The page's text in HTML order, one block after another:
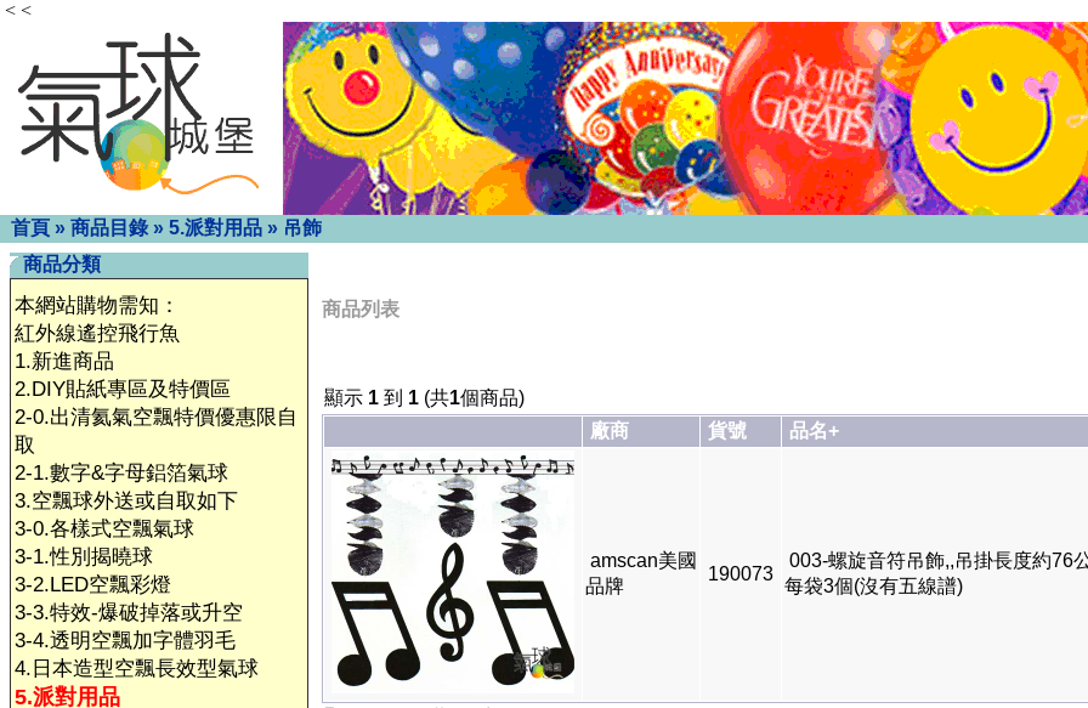
< <
首頁 » 商品目錄 » 5.派對用品 » 吊飾
商品分類
本網站購物需知：
紅外線遙控飛行魚
1.新進商品
2.DIY貼紙專區及特價區
2-0.出清氦氣空飄特價優惠限自
取
2-1.數字&字母鋁箔氣球
3.空飄球外送或自取如下
3-0.各樣式空飄氣球
3-1.性別揭曉球
3-2.LED空飄彩燈
3-3.特效-爆破掉落或升空
3-4.透明空飄加字體羽毛
4.日本造型空飄長效型氣球
5.派對用品
商品列表
顯示 1 到 1 (共1個商品)
廠商
貨號 品名+
amscan美國
品牌
190073
003-螺旋音符吊飾,,吊掛長度約76
每袋3個(沒有五線譜)